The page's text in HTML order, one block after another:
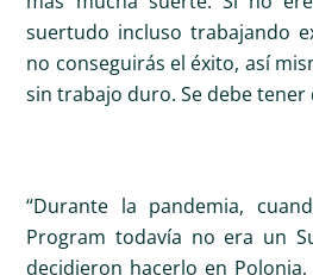
suertudo incluso trabajando
no conseguirás el éxito, así
sin trabajo duro. Se debe tener
“Durante la pandemia,
Program todavía no era un
decidieron hacerlo en Polonia,